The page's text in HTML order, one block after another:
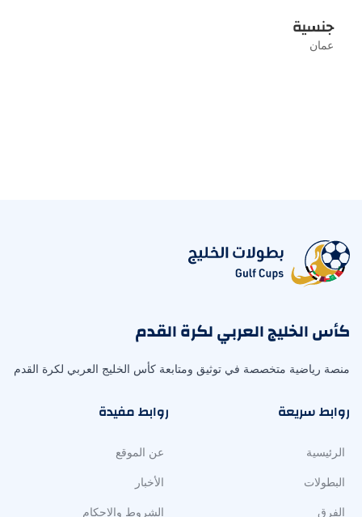
جنسية
عمان
كأس الخليج العربي لكرة القدم
منصة رياضية متخصصة في توثيق ومتابعة كأس الخليج العربي لكرة القدم
روابط سريعة
الرئيسية
البطولات
الفرق
روابط مفيدة
عن الموقع
الأخبار
الشروط والاحكام